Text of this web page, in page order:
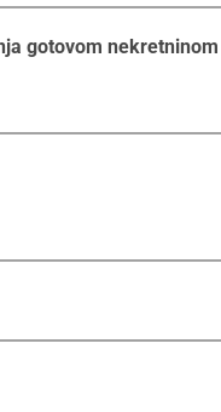
gotovom nekretninom